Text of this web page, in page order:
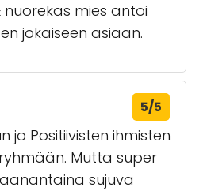
mies antoi
jokaiseen asiaan.
5/5
jo Positiivisten ihmisten
Mutta super
sujuva